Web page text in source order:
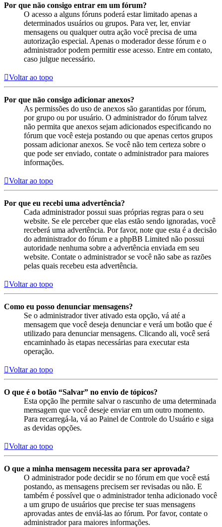
Por que não consigo entrar em um fórum?
O acesso a alguns fóruns poderá estar limitado apenas a
determinados usuários ou grupos. Para ver, ler, enviar
mensagens ou qualquer outra ação você precisa de uma
autorização especial. Apenas o moderador desse fórum e o
administrador podem permitir esse acesso. Entre em contato,
caso julgue necessário.
Voltar ao topo
Por que não consigo adicionar anexos?
As permissões do uso de anexos são garantidas por fórum,
por grupo ou por usuário. O administrador do fórum talvez
não permita que anexos sejam adicionados especificando no
fórum que você esteja postando ou que apenas certos grupos
possam adicionar anexos. Se você não tem certeza sobre o
que pode ser enviado, contate o administrador para maiores
informações.
Voltar ao topo
Por que eu recebi uma advertência?
Cada administrador possui suas próprias regras para o seu
website. Se ele perceber que elas estão sendo ignoradas, você
receberá uma advertência. Por favor, note que esta é a decisão
do administrador do fórum e a phpBB Limited não possui
autoridade nenhuma sobre a advertência enviada em seu
website. Contate o administrador se você não sabe as razões
pelas quais recebeu esta advertência.
Voltar ao topo
Como eu posso denunciar mensagens?
Se o administrador tiver ativado esta opção, vá até a
mensagem que você deseja denunciar e verá um botão que é
utilizado para denunciar mensagens. Clicando ali, você será
encaminhado às etapas necessárias para executar esta
operação.
Voltar ao topo
O que é o botão “Salvar” no envio de tópicos?
Esta opção lhe permite salvar o rascunho de uma determinada
mensagem que você deseje enviar em um outro momento.
Para recarregá-la, vá ao Painel de Controle do Usuário e siga
as devidas opções.
Voltar ao topo
O que a minha mensagem necessita para ser aprovada?
O administrador pode decidir se no fórum em que você está
postando, as mensagens precisem ser revisadas ou não. E
também é possível que o administrador tenha adicionado você
a um grupo de usuários que precise ter suas mensagens
aprovadas antes de enviá-las ao fórum. Por favor, contate o
administrador para maiores informações.